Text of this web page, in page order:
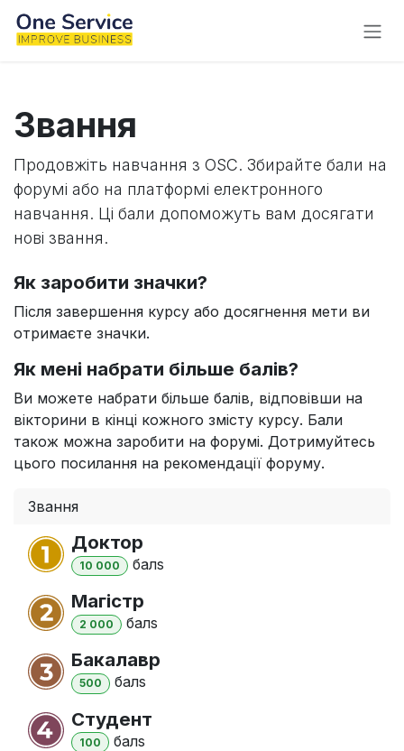
Skip to Content
Звання
Продовжіть навчання з OSC. Збирайте бали на
форумі або на платформі електронного
навчання. Ці бали допоможуть вам досягати
нові звання.
Як заробити значки?
Після завершення курсу або досягнення мети ви
отримаєте значки.
Як мені набрати більше балів?
Ви можете набрати більше балів, відповівши на
вікторини в кінці кожного змісту курсу. Бали
також можна заробити на форумі. Дотримуйтесь
цього посилання на рекомендації форуму.
Звання
Доктор
10 000 балs
Магістр
2 000 балs
Бакалавр
500 балs
Студент
100 балs